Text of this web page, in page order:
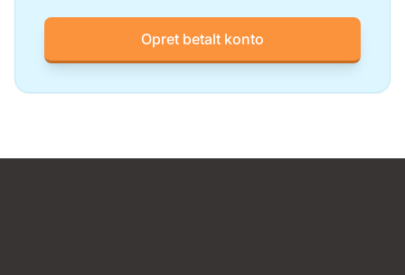
Opret betalt konto